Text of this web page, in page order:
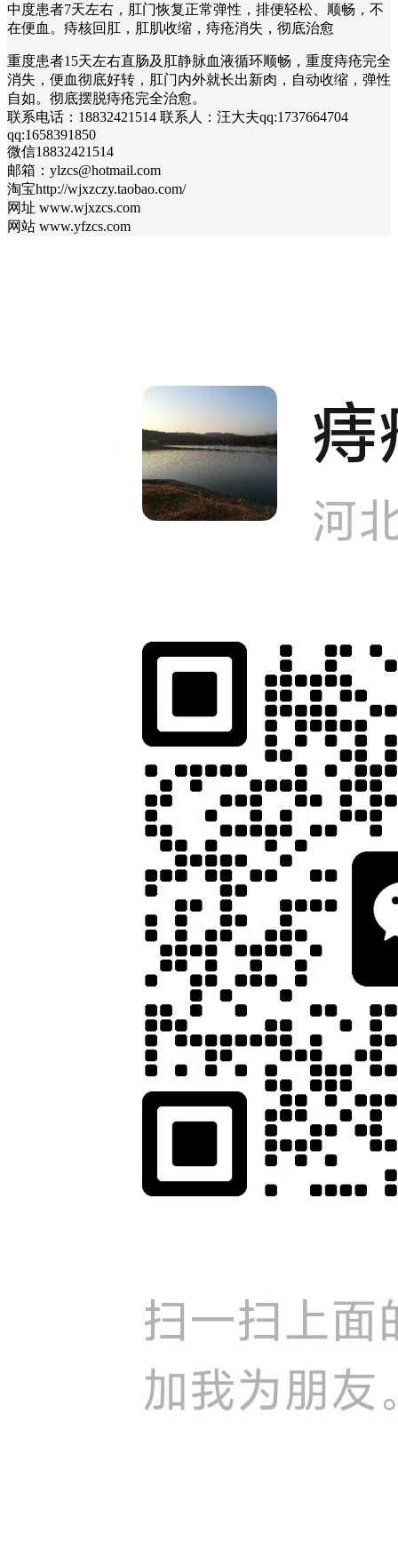
中度患者7天左右，肛门恢复正常弹性，排便轻松、顺畅，不
在便血。痔核回肛，肛肌收缩，痔疮消失，彻底治愈
重度患者15天左右直肠及肛静脉血液循环顺畅，重度痔疮完全
消失，便血彻底好转，肛门内外就长出新肉，自动收缩，弹性
自如。彻底摆脱痔疮完全治愈。
联系电话：18832421514 联系人：汪大夫qq:1737664704
qq:1658391850
微信18832421514
邮箱：ylzcs@hotmail.com
淘宝http://wjxzczy.taobao.com/
网址 www.wjxzcs.com
网站 www.yfzcs.com